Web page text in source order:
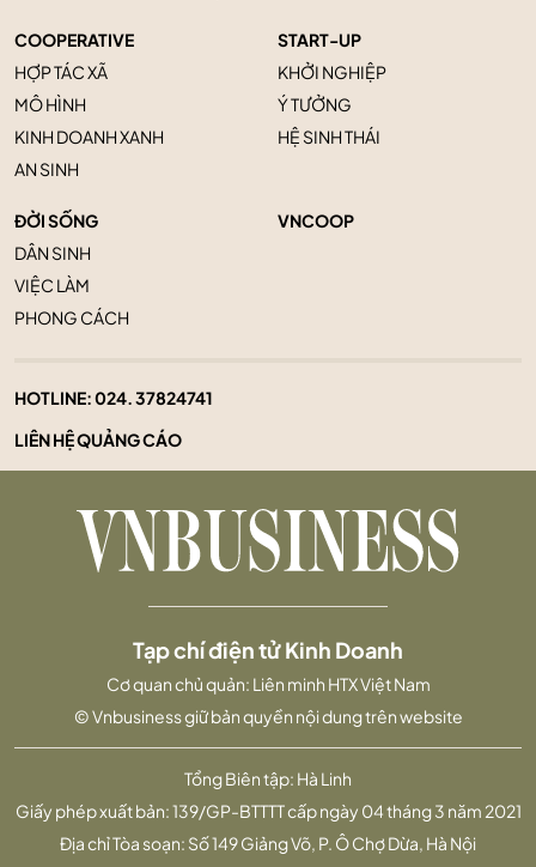
COOPERATIVE
HỢP TÁC XÃ
MÔ HÌNH
KINH DOANH XANH
AN SINH
START-UP
KHỞI NGHIỆP
Ý TƯỞNG
HỆ SINH THÁI
ĐỜI SỐNG
DÂN SINH
VIỆC LÀM
PHONG CÁCH
VNCOOP
HOTLINE:024. 37824741
LIÊN HỆ QUẢNG CÁO
Tổng Biên tập: Hà Linh
Giấy phép xuất bản: 139/GP-BTTTT cấp ngày 04 tháng 3 năm 2021
Địa chỉ Tòa soạn: Số 149 Giảng Võ, P. Ô Chợ Dừa, Hà Nội
Tạp chí điện tử Kinh Doanh
Cơ quan chủ quản: Liên minh HTX Việt Nam
© Vnbusiness giữ bản quyền nội dung trên website